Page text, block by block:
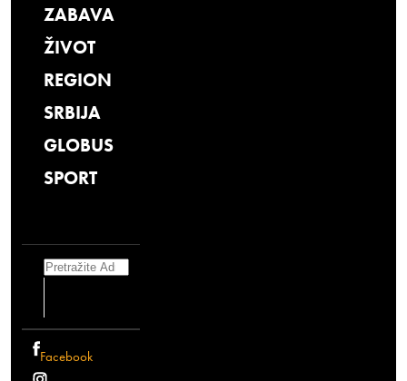
ZABAVA
ŽIVOT
REGION
SRBIJA
GLOBUS
SPORT
Search
Facebook